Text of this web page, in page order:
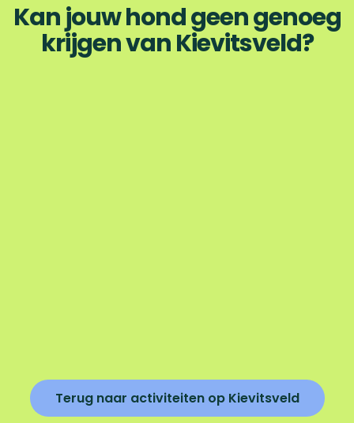
Kan jouw hond geen genoeg
krijgen van Kievitsveld?
Terug naar activiteiten op Kievitsveld